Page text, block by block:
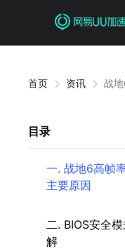
首页 资讯 战
目录
一. 战地6高帧
主要原因
二. BIOS安全
解